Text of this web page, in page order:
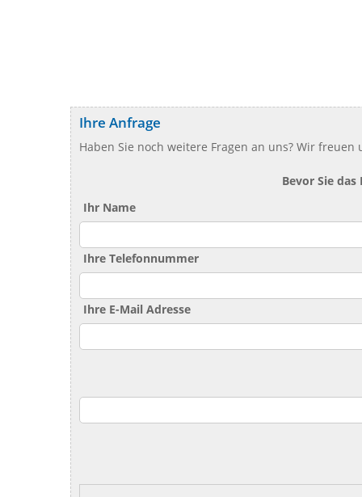
Ihre Anfrage
Haben Sie noch weitere Fragen an uns? Wir
Bevor Sie
Ihr Name
Ihre Telefonnummer
Ihre E-Mail Adresse